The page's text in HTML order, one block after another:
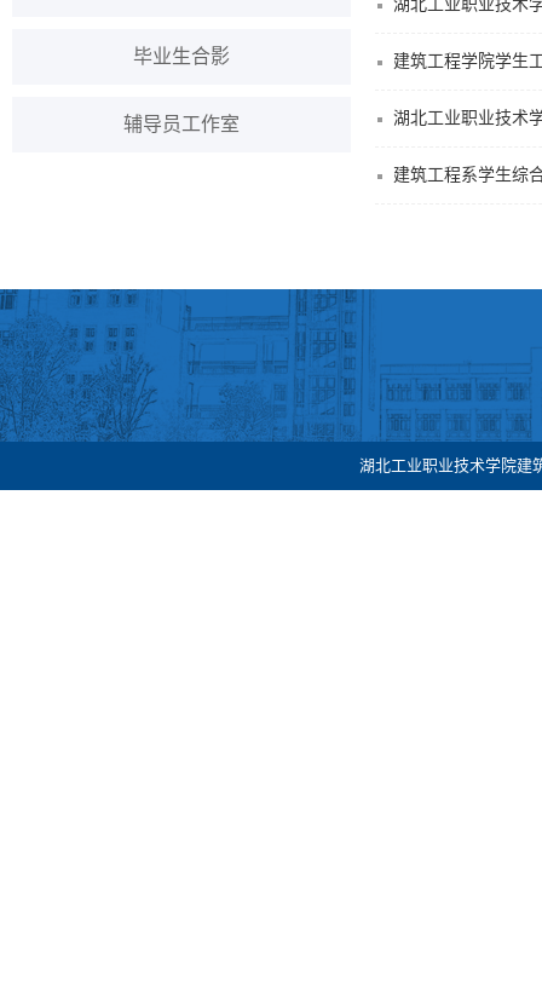
毕业生合影
辅导员工作室
湖北工业职业技术
建筑工程学院学生
湖北工业职业技术
建筑工程系学生综
湖北工业职业技术学院